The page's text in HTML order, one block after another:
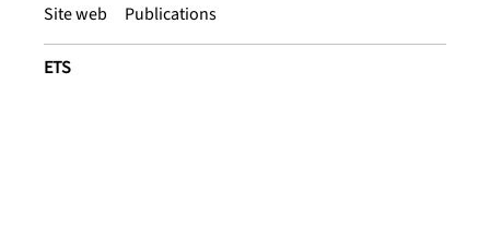
Site web
Publications
ETS